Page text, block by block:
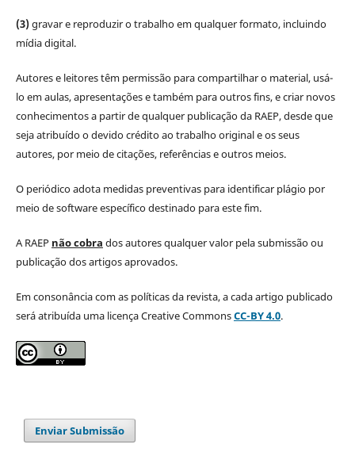
(3)gravar e reproduzir o trabalho em qualquer formato, incluindo
mídia digital.
Autores e leitores têm permissão para compartilhar o material, usá-
lo em aulas, apresentações e também para outros fins, e criar novos
conhecimentos a partir de qualquer publicação da RAEP, desde que
seja atribuído o devido crédito ao trabalho original e os seus
autores, por meio de citações, referências e outros meios.
O periódico adota medidas preventivas para identificar plágio por
meio de software específico destinado para este fim.
A RAEP não cobra dos autores qualquer valor pela submissão ou
publicação dos artigos aprovados.
Em consonância com as políticas da revista, a cada artigo publicado
será atribuída uma licença Creative CommonsCC-BY 4.0.
Enviar Submissão